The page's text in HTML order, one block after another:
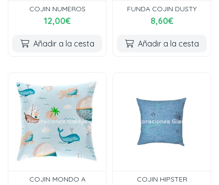
COJIN NUMEROS
12,00€
Añadir a la cesta
FUNDA COJIN DUSTY
8,60€
Añadir a la cesta
COJIN MONDO A COJIN HIPSTER